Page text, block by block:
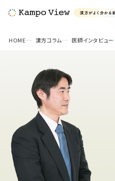
漢方を知ろう
悩み別漢方
漢方コラム
HOME 漢方コラム 医師インタビュー